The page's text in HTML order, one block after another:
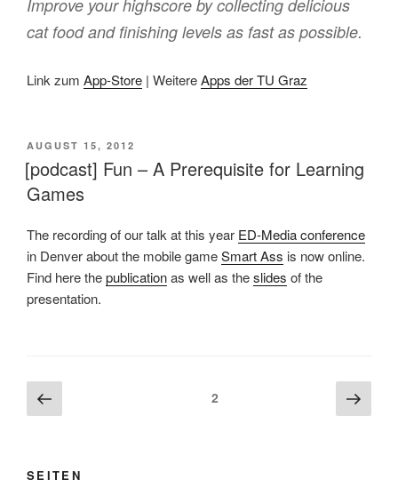
Improve your highscore by collecting delicious
cat food and finishing levels as fast as possible.
Link zum App-Store | WeitereApps der TU Graz
VERÖFFENTLICHT
AM
AUGUST 15, 2012
[podcast] Fun – A Prerequisite for Learning
Games
The recording of our talk at this year ED-Media conference
in Denver about the mobile gameSmart Ass is now online.
Find here thepublicationas well as theslides of the
presentation.
Beitragsnavigation
Vorherige
Seite
Seite2
Seite
SEITEN